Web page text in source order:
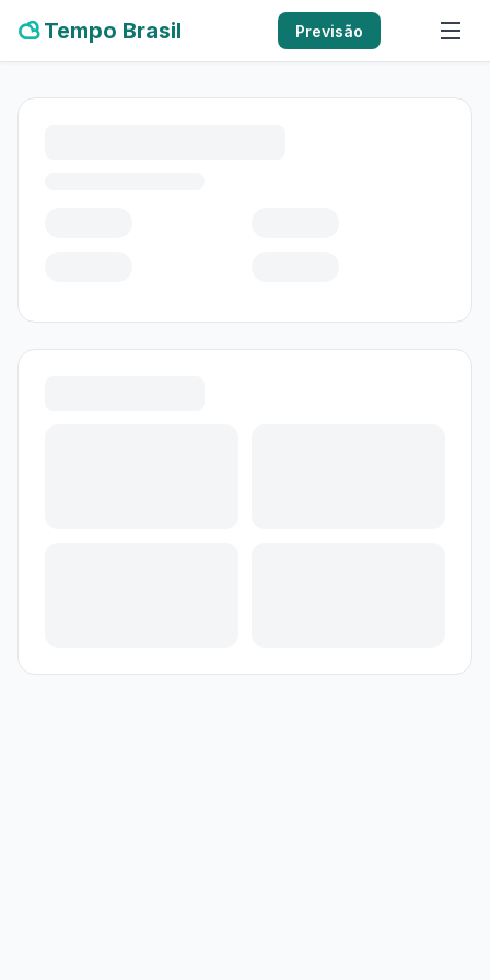
Tempo Brasil Previsão